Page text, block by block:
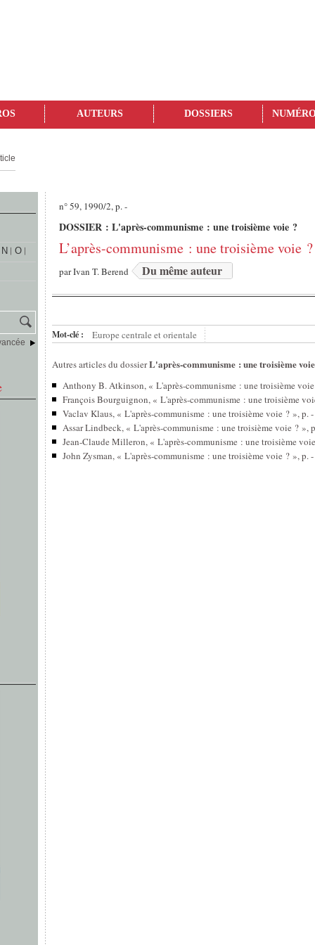
AUTEURS DOSSIERS
N
O
n° 59, 1990/2, p. -
DOSSIER : L'après-communisme : une troisième voie ?
L’après-communisme : une troisième voie ?
parIvan T. Berend Du même auteur
Mot-clé : Europe centrale et orientale
Autres articles du dossierL'après-communisme : une troisième
Anthony B. Atkinson, « L'après-communisme : une troisième
François Bourguignon, « L'après-communisme : une troisième
Vaclav Klaus, « L'après-communisme : une troisième voie ? », p. -
Assar Lindbeck, « L'après-communisme : une troisième voie ? »,
Jean-Claude Milleron, « L'après-communisme : une troisième
John Zysman, « L'après-communisme : une troisième voie ? », p. -